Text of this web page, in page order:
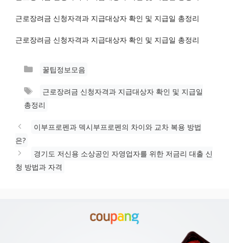
근로장려금 신청자격과 지급대상자 확인 및 지급일 총정리
근로장려금 신청자격과 지급대상자 확인 및 지급일 총정리
카
고
리
꿀팁정보모음
태
그
근로장려금 신청자격과 지급대상자 확인 및 지급일
총정리
이부프로펜과 덱시부프로펜의 차이와 교차 복용 방법
은?
경기도 저신용 소상공인 자영업자를 위한 저금리 대출 신
청 방법과 자격